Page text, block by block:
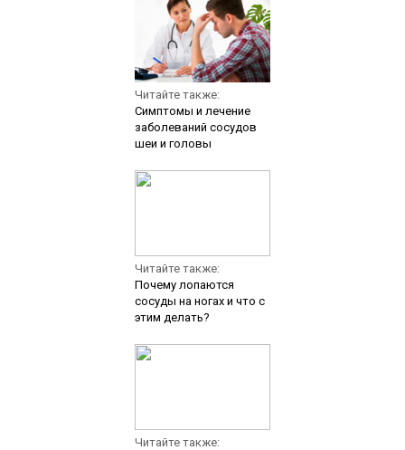
Читайте также:
Симптомы и лечение
заболеваний сосудов
шеи и головы
Читайте также:
Почему лопаются
сосуды на ногах и что с
этим делать?
Читайте также: